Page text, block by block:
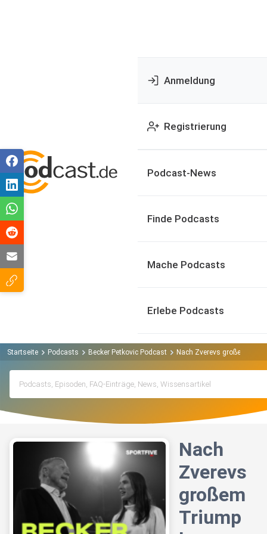
Anmeldung
Registrierung
Podcast-News
Finde Podcasts
Mache Podcasts
Erlebe Podcasts
Startseite Podcasts Becker Petkovic Podcast Nach Zverevs großem
Nach
Zverevs
großem
Triump